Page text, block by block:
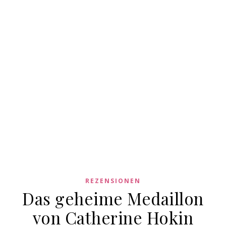
REZENSIONEN
Das geheime Medaillon
von Catherine Hokin